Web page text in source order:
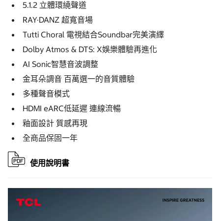
5.1.2 立體環繞聲道
RAY·DANZ 超寬音場
Tutti Choral 電視結合Soundbar完美演繹
Dolby Atmos & DTS: X娛樂體驗再進化
AI Sonic智慧音波調整
金耳朵調音 百萬選一的音質體驗
多種聲音模式
HDMI eARC低延遲 連線流暢
釉面設計 質感再現
全商品保固一年
使用說明書